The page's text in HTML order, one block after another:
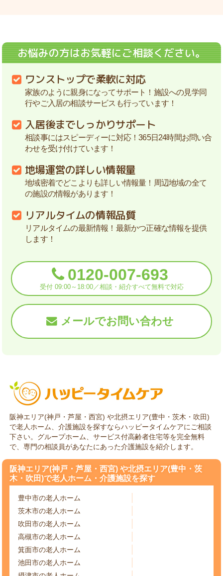
お悩みの方はお気軽にご相談ください。
ワンストップで柔軟に対応
家族のように親身になってサポート！施設への見学同
行やご入居の相談サービスも行っています！
入居後までしっかりサポート
相談事にはスピーディーに対応！365日24時間お問い合
わせを受け付けています！
地場運営の詳しい情報量
地域密着でどこよりも詳しい情報量！周辺地域の全て
の施設の情報があります！
リアルタイムの情報品質
リアルタイムの最新情報！最新かつ正確な情報を提供
します！
0120-007-693
受付 09:00～18:00／相談・紹介すべて無料で対応
メールでお問い合わせ
阪神エリア(神戸・芦屋・西宮) や北摂エリア(豊中・茨木・吹田)
で老人ホーム、介護施設を探すならハッピータイムケアにご相談
下さい。グループホーム、サービス付高齢者住宅等を完全無料
で、専門の相談員があなたにあった介護施設を紹介します。
阪神エリア(神戸・芦屋・西宮) や北摂エリア(豊中・茨
木・吹田)で老人ホーム・介護施設を探す
豊中市の老人ホーム
茨木市の老人ホーム
吹田市の老人ホーム
高槻市の老人ホーム
箕面市の老人ホーム
池田市の老人ホーム